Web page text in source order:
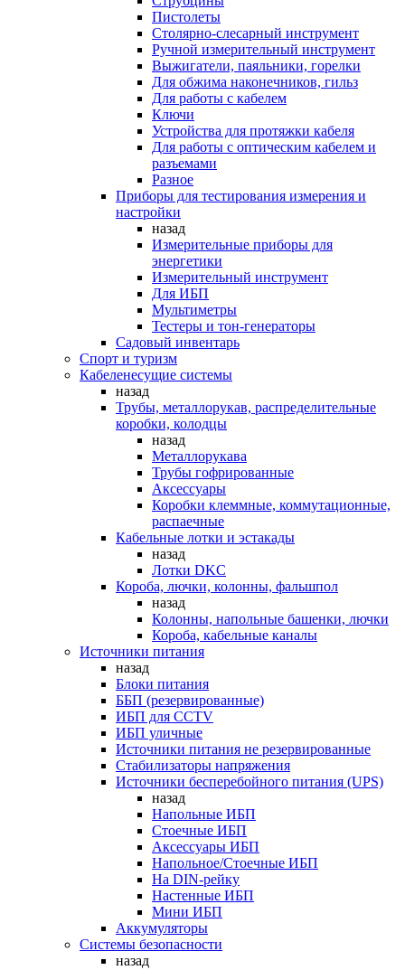
Пистолеты
Столярно-слесарный инструмент
Ручной измерительный инструмент
Выжигатели, паяльники, горелки
Для обжима наконечников, гильз
Для работы с кабелем
Ключи
Устройства для протяжки кабеля
Для работы с оптическим кабелем и
разъемами
Разное
Приборы для тестирования измерения и
настройки
назад
Измерительные приборы для
энергетики
Измерительный инструмент
Для ИБП
Мультиметры
Тестеры и тон-генераторы
Садовый инвентарь
Спорт и туризм
Кабеленесущие системы
назад
Трубы, металлорукав, распределительные
коробки, колодцы
назад
Металлорукава
Трубы гофрированные
Аксессуары
Коробки клеммные, коммутационные,
распаечные
Кабельные лотки и эстакады
назад
Лотки DKC
Короба, лючки, колонны, фальшпол
назад
Колонны, напольные башенки, лючки
Короба, кабельные каналы
Источники питания
назад
Блоки питания
ББП (резервированные)
ИБП для CCTV
ИБП уличные
Источники питания не резервированные
Стабилизаторы напряжения
Источники бесперебойного питания (UPS)
назад
Напольные ИБП
Стоечные ИБП
Аксессуары ИБП
Напольное/Стоечные ИБП
На DIN-рейку
Настенные ИБП
Мини ИБП
Аккумуляторы
Системы безопасности
назад